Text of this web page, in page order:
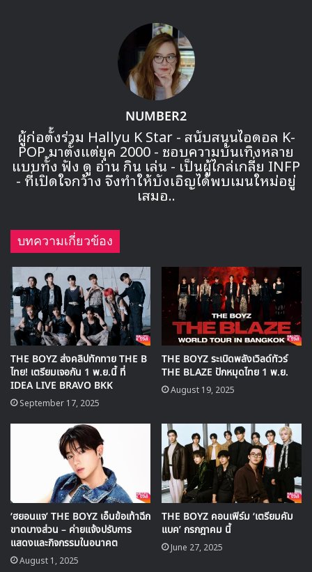
🎙GYUBIN ปลื้มเมืองไทยขนาดไหน? ถึงกลับมาถ่าย
MV เพลงใหม่ LIKE U 100 ที่กรุงเทพ
▶ คลิกดูสัมภาษณ์พิเศษ
เวลาเที่ยงคืนของเกาหลี THE BOYZ ปล่อยรูปคอนเซปแรก
แบบเดี่ยวของสมาชิก สำหรับคัมแบคอัลบั้มใหม่ ‘REVEAL’ ใน
NUMBER2
ผู้ก่อตั้งร่วม Hallyu K Star - สนับสนุนไอดอล K-
POP มาตั้งแต่ยุค 2000 - ชอบความบันเทิงหลาย
แบบทั้ง ฟัง ดู อ่าน กิน เล่น - เป็นผู้ไกล่เกลี่ย INFP
- ที่เปิดใจกว้าง จึงทำให้บังเอิญได้พบเมนใหม่อยู่
เสมอ..
บทความเกี่ยวข้อง
THE BOYZ ส่งคลิปทักทาย THE B
ไทย! เตรียมเจอกัน 1 พ.ย.นี้ ที่
IDEA LIVE BRAVO BKK
September 17, 2025
THE BOYZ ระเบิดพลังเวิลด์ทัวร์
THE BLAZE ปักหมุดไทย 1 พ.ย.
August 19, 2025
‘ฮยอนแจ’ THE BOYZ เอ็นข้อเท้าฉีก
ขาดบางส่วน – ค่ายแจ้งปรับการ
แสดงและกิจกรรมในอนาคต
August 1, 2025
THE BOYZ คอนเฟิร์ม ‘เตรียมคัม
แบค’ กรกฎาคม นี้
June 27, 2025